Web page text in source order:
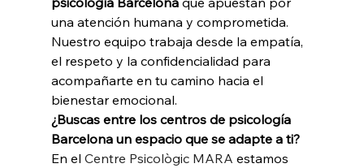
una atención humana y comprometida.
Nuestro equipo trabaja desde la empatía,
el respeto y la confidencialidad para
acompañarte en tu camino hacia el
bienestar emocional.
¿Buscas entre los centros de psicología
Barcelona un espacio que se adapte a ti?
En el Centre Psicològic MARA estamos